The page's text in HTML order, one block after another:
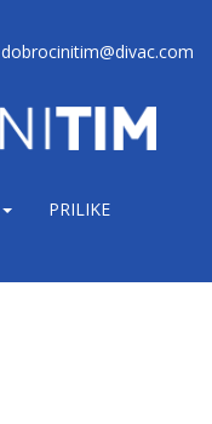
dobrocinitim@divac.com
PRILIKE